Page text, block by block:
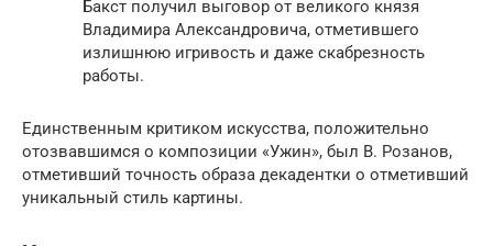
Бакст получил выговор от великого князя
Владимира Александровича, отметившего
излишнюю игривость и даже скабрезность
работы.
Единственным критиком искусства, положительно
отозвавшимся о композиции «Ужин», был В. Розанов,
отметивший точность образа декадентки о отметивший
уникальный стиль картины.